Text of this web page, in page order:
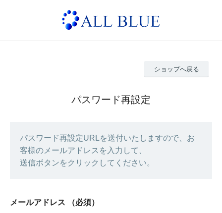
ショップへ戻る
パスワード再設定
パスワード再設定URLを送付いたしますので、お
客様のメールアドレスを入力して、
送信ボタンをクリックしてください。
メールアドレス （必須）